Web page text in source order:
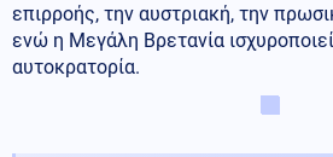
επιρροής, την αυστριακή, την
ενώ η Μεγάλη Βρετανία
αυτοκρατορία.